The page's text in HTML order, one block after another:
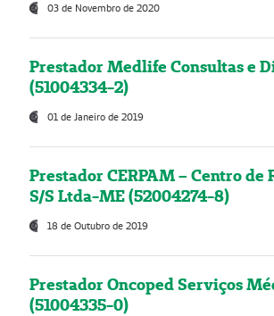
03 de Novembro de 2020
Prestador Medlife Consultas e
(51004334-2)
01 de Janeiro de 2019
Prestador CERPAM – Centro de
S/S Ltda-ME (52004274-8)
18 de Outubro de 2019
Prestador Oncoped Serviços
(51004335-0)